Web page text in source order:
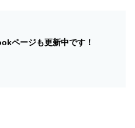
ページも更新中です！